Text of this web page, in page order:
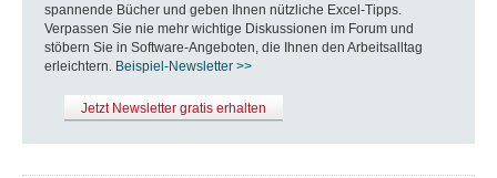
spannende Bücher und geben Ihnen nützliche Excel-Tipps.
Verpassen Sie nie mehr wichtige Diskussionen im Forum und
stöbern Sie in Software-Angeboten, die Ihnen den Arbeitsalltag
erleichtern. Beispiel-Newsletter >>
Jetzt Newsletter gratis erhalten